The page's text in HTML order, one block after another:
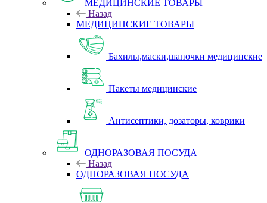
МЕДИЦИНСКИЕ ТОВАРЫ
Назад
МЕДИЦИНСКИЕ ТОВАРЫ
Бахилы,маски,шапочки медицинские
Пакеты медицинские
Антисептики, дозаторы, коврики
ОДНОРАЗОВАЯ ПОСУДА
Назад
ОДНОРАЗОВАЯ ПОСУДА